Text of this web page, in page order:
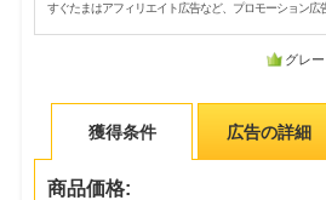
すぐたまはアフィリエイト広告など、プロモーション広
グレ
獲得条件 広告の詳細
商品価格: